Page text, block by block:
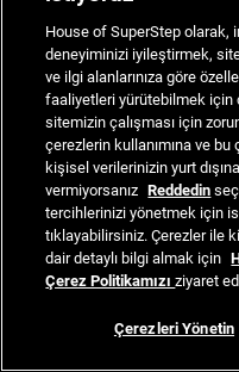
House of SuperStep olarak,
deneyiminizi iyileştirmek,
ve ilgi alanlarınıza göre
faaliyetleri yürütebilmek için
sitemizin çalışması için
çerezlerin kullanımına ve bu
kişisel verilerinizin yurt
vermiyorsanız Reddedin
tercihlerinizi yönetmek için
tıklayabilirsiniz. Çerezler ile
dair detaylı bilgi almak için
Çerez Politikamızıziyaret
Çerezleri Yönetin